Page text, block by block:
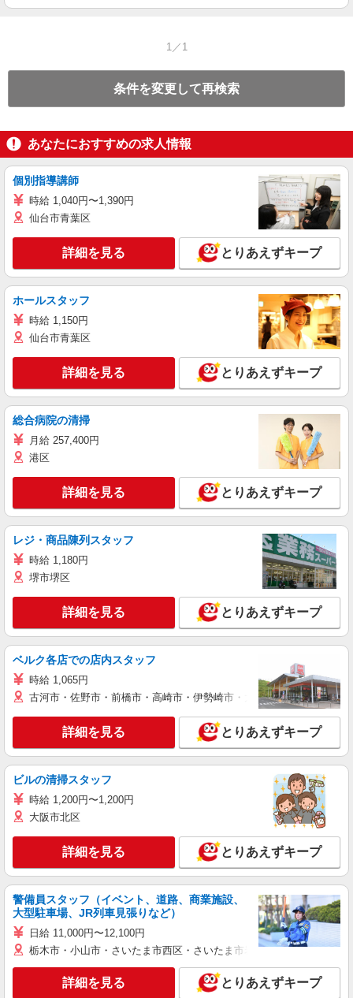
1／1
条件を変更して再検索
あなたにおすすめの求人情報
個別指導講師
時給 1,040円〜1,390円
仙台市青葉区
詳細を見る とりあえずキープ
ホールスタッフ
時給 1,150円
仙台市青葉区
詳細を見る とりあえずキープ
総合病院の清掃
月給 257,400円
港区
詳細を見る とりあえずキープ
レジ・商品陳列スタッフ
時給 1,180円
堺市堺区
詳細を見る とりあえずキープ
ベルク各店での店内スタッフ
時給 1,065円
古河市・佐野市・前橋市・高崎市・伊勢崎市・太田市・館林市・藤
詳細を見る とりあえずキープ
ビルの清掃スタッフ
時給 1,200円〜1,200円
大阪市北区
詳細を見る とりあえずキープ
警備員スタッフ（イベント、道路、商業施設、
大型駐車場、JR列車見張りなど）
日給 11,000円〜12,100円
栃木市・小山市・さいたま市西区・さいたま市岩槻区・久喜市・蓮田
詳細を見る とりあえずキープ